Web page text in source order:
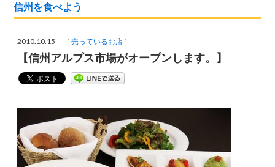
信州を食べよう
2010.10.15 ［売っているお店 ］
【信州アルプス市場がオープンします。】